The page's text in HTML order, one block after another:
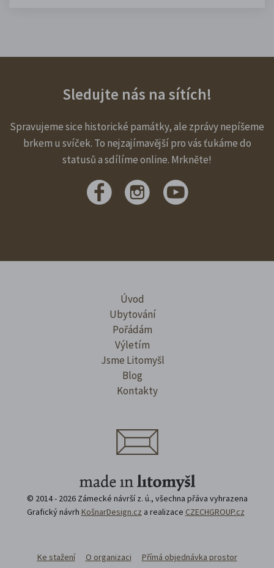
Sledujte nás na sítích!
Spravujeme sice historické památky, ale zprávy nepíšeme
brkem u svíček. To nejzajímavější pro vás ťukáme do
statusů a sdílíme online. Mrkněte!
Úvod
Ubytování
Pořádám
Výletím
Jsme Litomyšl
Blog
Kontakty
© 2014 - 2026 Zámecké návrší z. ú., všechna přáva vyhrazena
Grafický návrh KošnarDesign.cz a realizace CZECHGROUP.cz
Ke stažení O organizaci
Přímá objednávka prostor